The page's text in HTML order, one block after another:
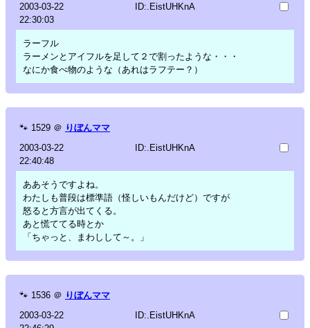
2003-03-22
22:30:03
ID:.EistUHKnA
ラーフル
ラーメンとアイフルを足して２で割ったような・・・
なにか食べ物のような（あれはラフテー？）
🐾 1529 ＠ りぼんママ
2003-03-22
22:40:48
ID:.EistUHKnA
ああそうですよね。
わたしも普段は標準語（怪しいもんだけど）ですが
怒ると方言が出てくる。
あと慌ててる時とか
「ちゃっと、まわしして～。」
🐾 1536 ＠ りぼんママ
2003-03-22
ID:.EistUHKnA